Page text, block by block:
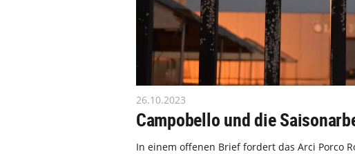
26.10.2023
Campobello und die
In einem offenen Brief fordert das Arci Porco